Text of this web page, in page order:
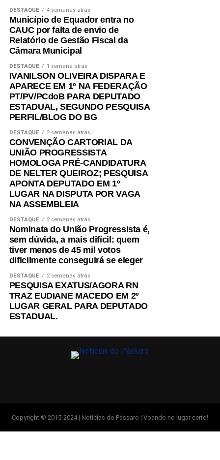
DESTAQUE 4 semanas atrás
Município de Equador entra no
CAUC por falta de envio de
Relatório de Gestão Fiscal da
Câmara Municipal
DESTAQUE 1 semana atrás
IVANILSON OLIVEIRA DISPARA E
APARECE EM 1º NA FEDERAÇÃO
PT/PV/PCdoB PARA DEPUTADO
ESTADUAL, SEGUNDO PESQUISA
PERFIL/BLOG DO BG
DESTAQUE 2 semanas atrás
CONVENÇÃO CARTORIAL DA
UNIÃO PROGRESSISTA
HOMOLOGA PRÉ-CANDIDATURA
DE NELTER QUEIROZ; PESQUISA
APONTA DEPUTADO EM 1º
LUGAR NA DISPUTA POR VAGA
NA ASSEMBLEIA
DESTAQUE 2 semanas atrás
Nominata do União Progressista é,
sem dúvida, a mais difícil: quem
tiver menos de 45 mil votos
dificilmente conseguirá se eleger
DESTAQUE 2 semanas atrás
PESQUISA EXATUS/AGORA RN
TRAZ EUDIANE MACEDO EM 2º
LUGAR GERAL PARA DEPUTADO
ESTADUAL.
Copyright © 2015-2024 | Notícias do Pássaro | Voando no lugar certo!